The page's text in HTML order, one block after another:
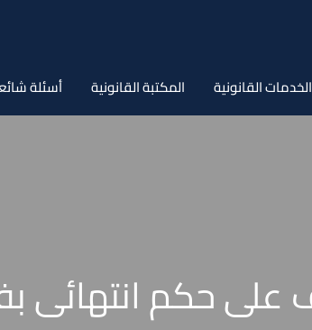
الخدمات القانونية المكتبة القانونية أسئلة
على حكم انتهائى